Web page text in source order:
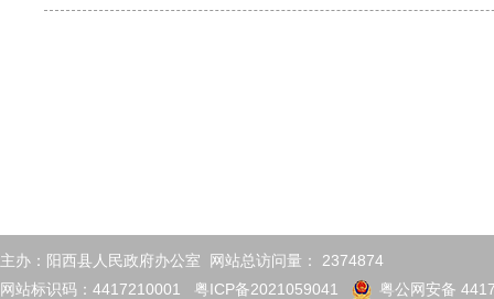
主办：阳西县人民政府办公室 网站总访问量： 2374874
网站标识码：4417210001 粤ICP备2021059041
粤公网安备